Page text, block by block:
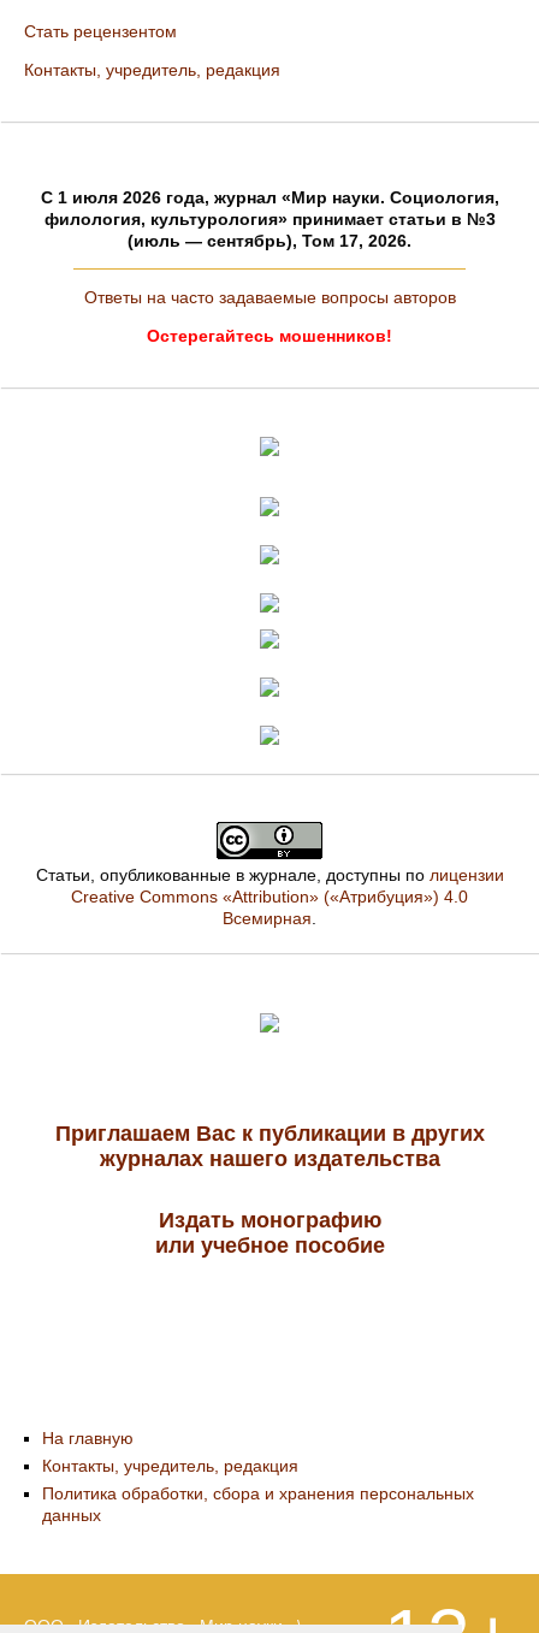
Стать рецензентом
Контакты, учредитель, редакция
C 1 июля 2026 года, журнал «Мир науки. Социология,
филология, культурология» принимает статьи в №3
(июль — сентябрь), Том 17, 2026.
Ответы на часто задаваемые вопросы авторов
Остерегайтесь мошенников!
Статьи, опубликованные в журнале, доступны по лицензии
Creative Commons «Attribution» («Атрибуция») 4.0
Всемирная
Приглашаем Вас к публикации в других
журналах нашего издательства
Издать монографию
или учебное пособие
На главную
Контакты, учредитель, редакция
Политика обработки, сбора и хранения персональных
данных
ООО «Издательство «Мир науки» \